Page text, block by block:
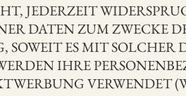
JEDERZEIT
DATEN ZUM ZWECKE
SOWEIT ES MIT
IHRE
VERWENDET